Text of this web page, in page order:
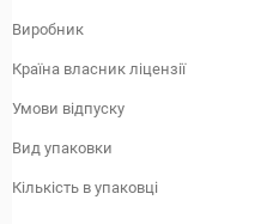
Виробник
Країна власник ліцензії
Умови відпуску
Вид упаковки
Кількість в упаковці